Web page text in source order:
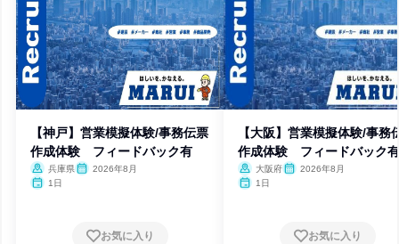
【神戸】営業模擬体験/事務伝票
作成体験 フィードバック有
兵庫県
2026年8月
1日
お気に入り
【大阪】営業模擬体験/事務
作成体験 フィードバック有
大阪府
2026年8月
1日
お気に入り